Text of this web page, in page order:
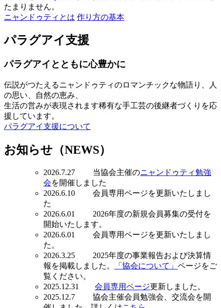
たまりません。
ニャンドゥティとは 作り方の基本
パラグアイ支援
パラグアイとともに心豊かに
伝説がつたえるニャンドゥティのロマンチックな物語り、人
の思い、自然の恵み、
生活の営みが表現されます稀有な手工芸の後継者づくりを応
援しています。
パラグアイ支援について
お知らせ（NEWS）
2026.7.27 当協会主催のニャンドゥティ勉強
会を開催しました
2026.6.10 会員専用ページを更新いたしまし
た
2026.6.01 2026年度の新規会員募集の受付を
開始いたします。
2026.6.01 会員専用ページを更新いたしまし
た。
2026.3.25 2025年度の事業報告および決算情
報を掲載しました。
「協会について」 ページをご
覧ください。
2025.12.31 会員専用ページ更新しました。
2025.12.7 協会主催会員勉強会、交流会を開